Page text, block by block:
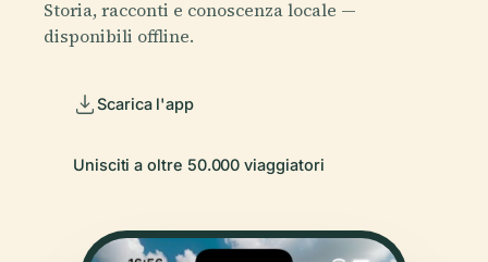
Storia, racconti e conoscenza locale —
disponibili offline.
Scarica l'app
Unisciti a oltre 50.000 viaggiatori